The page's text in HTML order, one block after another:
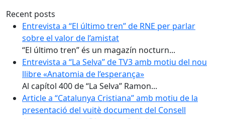
Recent posts
Entrevista a “El último tren” de RNE per parlar
sobre el valor de l’amistat
“El último tren” és un magazín nocturn...
Entrevista a “La Selva” de TV3 amb motiu del nou
llibre «Anatomia de l’esperança»
Al capítol 400 de “La Selva” Ramon...
Article a “Catalunya Cristiana” amb motiu de la
presentació del vuitè document del Consell